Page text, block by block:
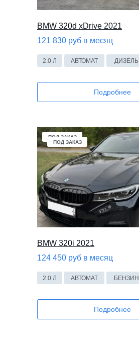
BMW 320d xDrive 2021
121 830 руб в месяц
Подробнее
2.0 Л
BMW 320i 2021
124 450 руб в месяц
Подробнее
2.0 Л АВТОМАТ БЕНЗИН
ПОД ЗАКАЗ
ПОД ЗАКАЗ
АВТОМАТ ДИЗЕЛЬ